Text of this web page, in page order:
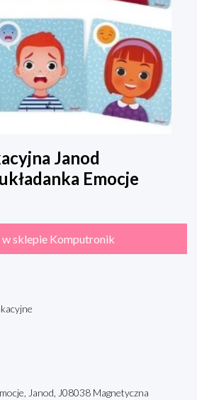
Janod
Emocje
sklepie Komputronik
Janod, J08038 Magnetyczna